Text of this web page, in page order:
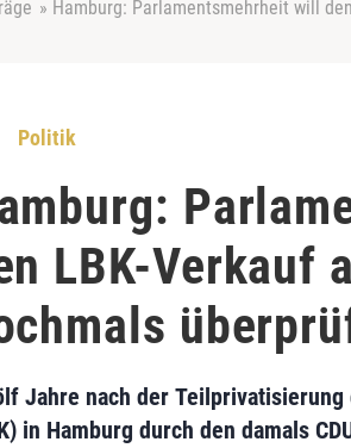
» Hamburg: Parlamentsmehrheit will
Politik
LBK-Verkauf
Jahre nach der Teilprivatisierung
in Hamburg durch den damals